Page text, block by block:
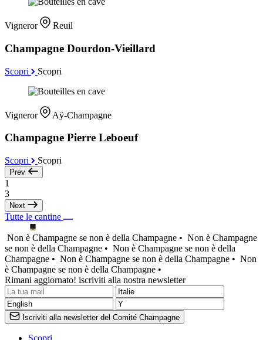
Vigneror Reuil
Champagne Dourdon-Vieillard
Scopri Scopri
Vigneror Aÿ-Champagne
Champagne Pierre Leboeuf
Scopri Scopri
Prev
1
3
Next
Tutte le cantine
Non è Champagne se non è della Champagne • Non è Champagne
se non è della Champagne • Non è Champagne se non è della
Champagne • Non è Champagne se non è della Champagne • Non
è Champagne se non è della Champagne •
Rimani aggiornato! iscriviti alla nostra newsletter
Iscriviti alla newsletter del Comité Champagne
Scopri